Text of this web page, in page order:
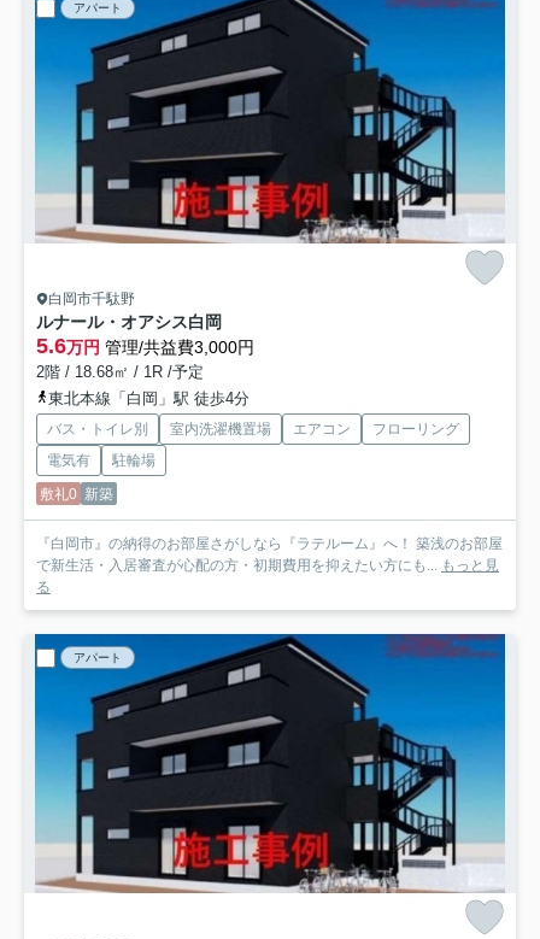
アパート
白岡市千駄野
ルナール・オアシス白岡
5.6万円 管理/共益費3,000円
2階 / 18.68㎡ / 1R /予定
東北本線「白岡」駅 徒歩4分
バス・トイレ別 室内洗濯機置場 エアコン
フローリング
電気有
駐輪場
敷礼0 新築
『白岡市』の納得のお部屋さがしなら『ラテルーム』へ！ 築浅のお部屋
で新生活・入居審査が心配の方・初期費用を抑えたい方にも... もっと見
る
アパート